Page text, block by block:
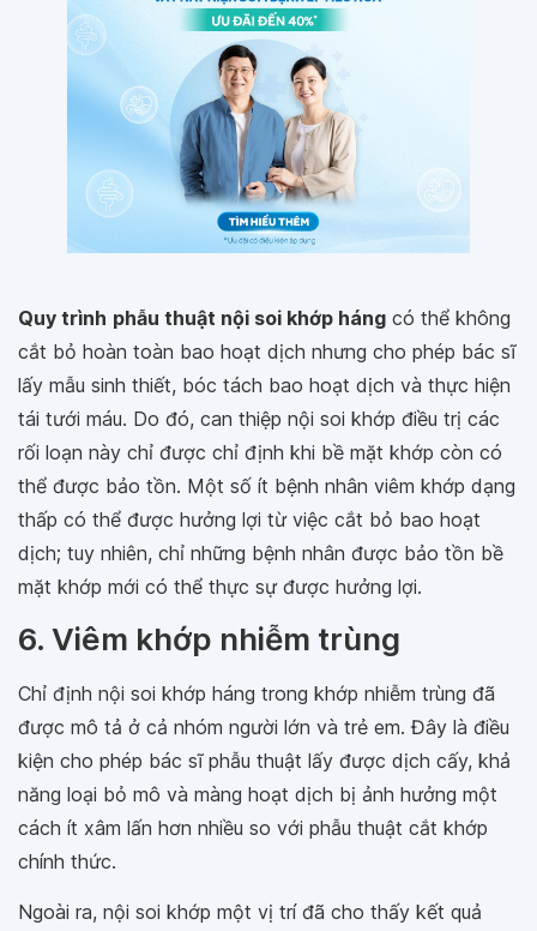
Quy trình phẫu thuật nội soi khớp háng có thể không
cắt bỏ hoàn toàn bao hoạt dịch nhưng cho phép bác sĩ
lấy mẫu sinh thiết, bóc tách bao hoạt dịch và thực hiện
tái tưới máu. Do đó, can thiệp nội soi khớp điều trị các
rối loạn này chỉ được chỉ định khi bề mặt khớp còn có
thể được bảo tồn. Một số ít bệnh nhân viêm khớp dạng
thấp có thể được hưởng lợi từ việc cắt bỏ bao hoạt
dịch; tuy nhiên, chỉ những bệnh nhân được bảo tồn bề
mặt khớp mới có thể thực sự được hưởng lợi.
6. Viêm khớp nhiễm trùng
Chỉ định nội soi khớp háng trong khớp nhiễm trùng đã
được mô tả ở cả nhóm người lớn và trẻ em. Đây là điều
kiện cho phép bác sĩ phẫu thuật lấy được dịch cấy, khả
năng loại bỏ mô và màng hoạt dịch bị ảnh hưởng một
cách ít xâm lấn hơn nhiều so với phẫu thuật cắt khớp
chính thức.
Ngoài ra, nội soi khớp một vị trí đã cho thấy kết quả